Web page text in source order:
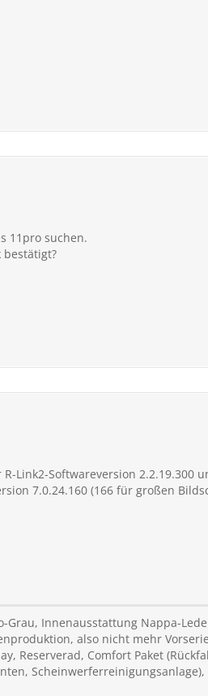
11pro suchen.
bestätigt?
Link2-Softwareversion 2.2.19.300
7.0.24.160 (166 für großen
Grau, Innenausstattung Nappa-
also nicht mehr
Reserverad, Comfort Paket